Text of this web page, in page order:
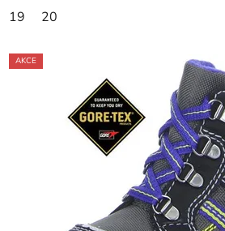
19 20
AKCE